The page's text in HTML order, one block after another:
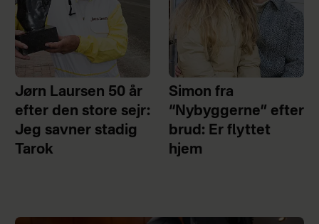
Jørn Laursen 50 år
efter den store sejr:
Jeg savner stadig
Tarok
Simon fra
“Nybyggerne” efter
brud: Er flyttet
hjem